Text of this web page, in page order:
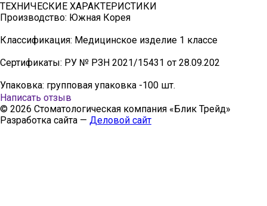
ТЕХНИЧЕСКИЕ ХАРАКТЕРИСТИКИ
Производство: Южная Корея
Классификация: Медицинское изделие 1 классе
Сертификаты: РУ № РЗН 2021/15431 от 28.09.202
Упаковка: групповая упаковка -100 шт.
Написать отзыв
© 2026 Стоматологическая компания «Блик Трейд»
Разработка сайта — Деловой сайт